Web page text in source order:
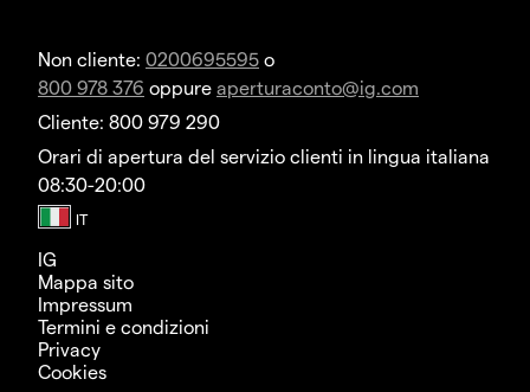
Non cliente: 0200695595 o
800 978 376 oppure aperturaconto@ig.com
Cliente: 800 979 290
Orari di apertura del servizio clienti in lingua italiana
08:30-20:00
IG
Mappa sito
Impressum
Termini e condizioni
Privacy
Cookies